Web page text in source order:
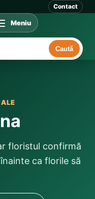
Contact
Caută
Meniu
floristul confirmă
ca florile să